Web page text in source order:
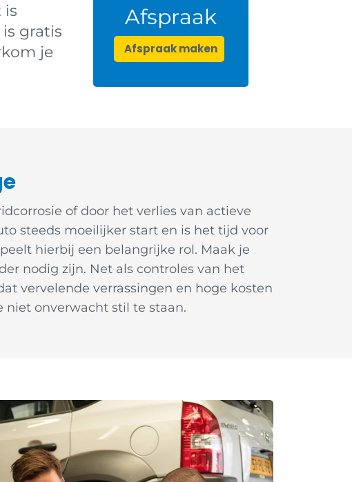
is
gratis
je
Afspraak
Afspraak maken
of door het verlies van actieve
steeds moeilijker start en is het tijd voor
hierbij een belangrijke rol. Maak je
nodig zijn. Net als controles van het
vervelende verrassingen en hoge kosten
onverwacht stil te staan.